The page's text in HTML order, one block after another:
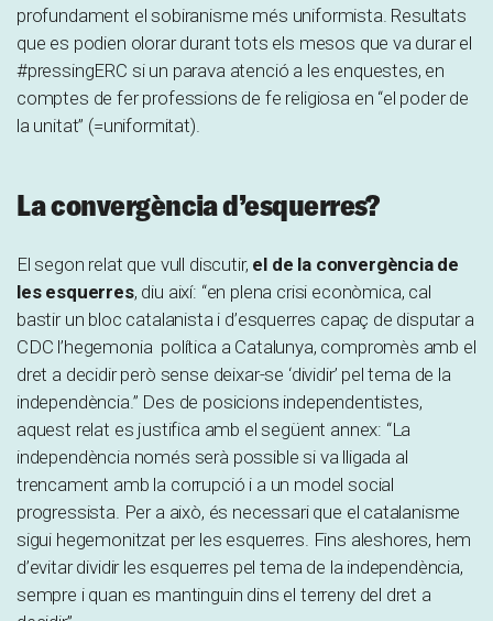
profundament el sobiranisme més uniformista. Resultats
que es podien olorar durant tots els mesos que va durar el
#pressingERC si un parava atenció a les enquestes, en
comptes de fer professions de fe religiosa en “el poder de
la unitat” (=uniformitat).
La convergència d’esquerres?
El segon relat que vull discutir, el de la convergència de
les esquerres, diu així: “en plena crisi econòmica, cal
bastir un bloc catalanista i d’esquerres capaç de disputar a
CDC l’hegemonia política a Catalunya, compromès amb el
dret a decidir però sense deixar-se ‘dividir’ pel tema de la
independència.” Des de posicions independentistes,
aquest relat es justifica amb el següent annex: “La
independència només serà possible si va lligada al
trencament amb la corrupció i a un model social
progressista. Per a això, és necessari que el catalanisme
sigui hegemonitzat per les esquerres. Fins aleshores, hem
d’evitar dividir les esquerres pel tema de la independència,
sempre i quan es mantinguin dins el terreny del dret a